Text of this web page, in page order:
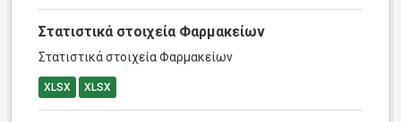
Στατιστικά στοιχεία Φαρμακείων
Στατιστικά στοιχεία Φαρμακείων
XLSX XLSX